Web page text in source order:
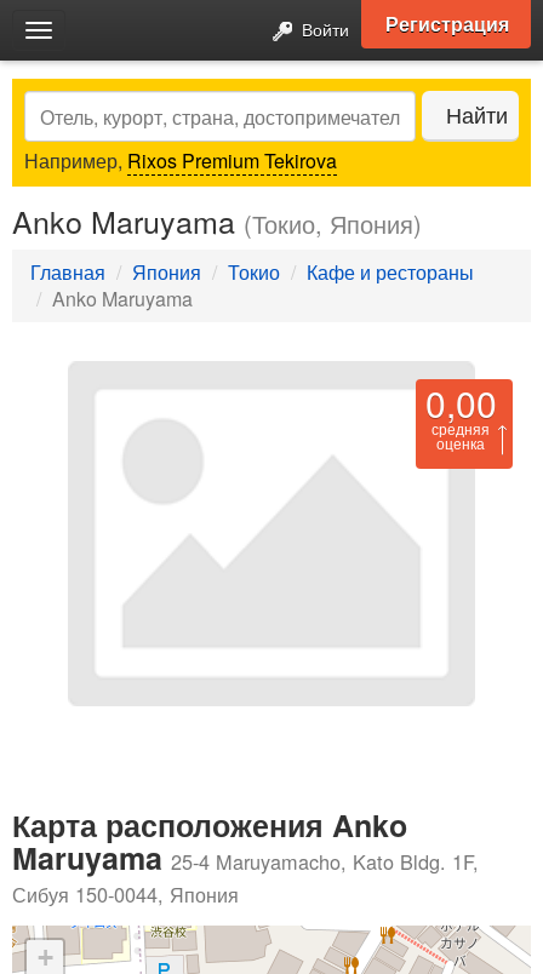
Toggle
navigation
Войти Регистрация
Search Найти
Например, Rixos Premium Tekirova
Anko Maruyama (Токио, Япония)
Главная Япония Токио
Кафе и рестораны
Anko Maruyama
0,00
средняя
оценка
Карта расположения Anko
Maruyama 25-4 Maruyamacho, Kato Bldg. 1F,
Сибуя 150-0044, Япония
+